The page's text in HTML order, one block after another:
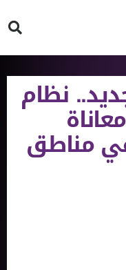
نظام
مناطق